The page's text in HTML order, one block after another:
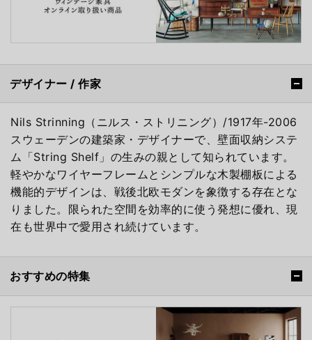
デザイナー / 作家
Nils Strinning（ニルス・ストリニング）/1917年-2006
スウェーデンの建築家・デザイナーで、壁面収納システ
ム「String Shelf」の生みの親として知られています。
軽やかなワイヤーフレームとシンプルな木製棚板による
機能的デザインは、戦後北欧モダンを象徴する存在とな
りました。限られた空間を効率的に使う発想に優れ、現
在も世界中で愛用され続けています。
おすすめの特集